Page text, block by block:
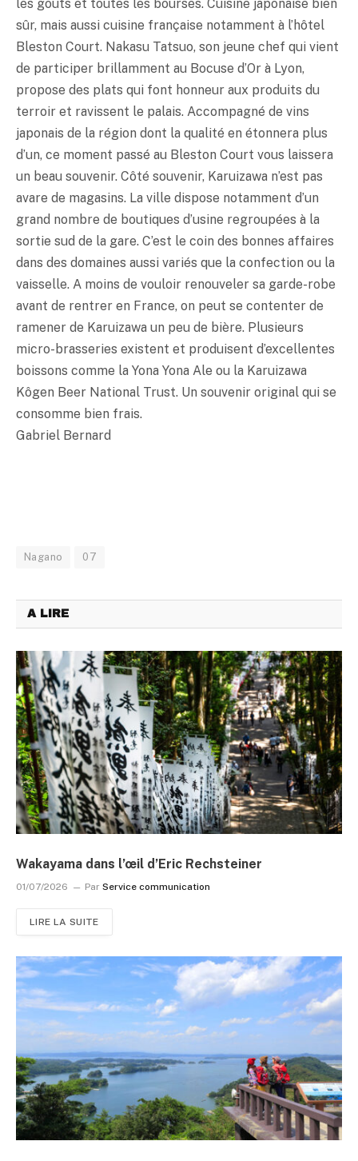
les goûts et toutes les bourses. Cuisine japonaise bien
sûr, mais aussi cuisine française notamment à l’hôtel
Bleston Court. Nakasu Tatsuo, son jeune chef qui vient
de participer brillamment au Bocuse d’Or à Lyon,
propose des plats qui font honneur aux produits du
terroir et ravissent le palais. Accompagné de vins
japonais de la région dont la qualité en étonnera plus
d’un, ce moment passé au Bleston Court vous laissera
un beau souvenir. Côté souvenir, Karuizawa n’est pas
avare de magasins. La ville dispose notamment d’un
grand nombre de boutiques d’usine regroupées à la
sortie sud de la gare. C’est le coin des bonnes affaires
dans des domaines aussi variés que la confection ou la
vaisselle. A moins de vouloir renouveler sa garde-robe
avant de rentrer en France, on peut se contenter de
ramener de Karuizawa un peu de bière. Plusieurs
micro-brasseries existent et produisent d’excellentes
boissons comme la Yona Yona Ale ou la Karuizawa
Kôgen Beer National Trust. Un souvenir original qui se
consomme bien frais.
Gabriel Bernard
Nagano 07
A LIRE
Wakayama dans l’œil d’Eric Rechsteiner
01/07/2026 Par Service communication
LIRE LA SUITE